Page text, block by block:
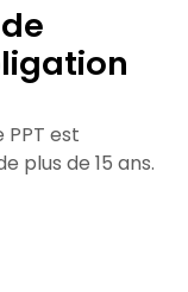
PPT est
plus de 15 ans.